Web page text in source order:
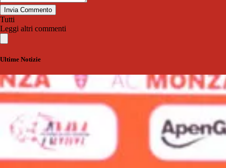
Invia Commento
Tutti
Leggi altri commenti
Ultime Notizie